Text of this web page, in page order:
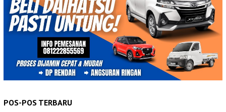
POS-POS TERBARU